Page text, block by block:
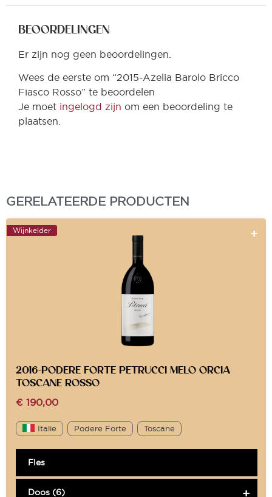
BEOORDELINGEN
Er zijn nog geen beoordelingen.
Wees de eerste om “2015-Azelia Barolo Bricco
Fiasco Rosso” te beoordelen
Je moet ingelogd zijn om een beoordeling te
plaatsen.
GERELATEERDE PRODUCTEN
Wijnkelder
2016-PODERE FORTE PETRUCCI MELO ORCIA
TOSCANE ROSSO
€ 190,00
Italie Podere Forte Toscane
Fles
Doos (6)